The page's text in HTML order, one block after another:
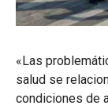
«Las
salud se
condiciones de